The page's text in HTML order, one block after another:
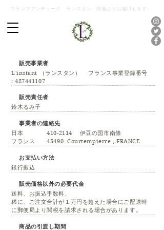
フランスアンティーク ランスタン 現地よりお届けします。
​販売事業者
L'instant （ランスタン） フランス事業登録番号
:487441107
販売責任者
鈴木るみ子
事業者の連絡先
日本
410-2114 伊豆の国市南條
​フランス 45490 Courtempierre , FRANCE
​お支払い方法
銀行振込
​販売価格以外の必要代金
送料、お振込手数料、
稀に、ご注文合計が１万円を超えた場合にご配送時
に郵便局より関税を請求される場合があります。
​商品の引渡し期間